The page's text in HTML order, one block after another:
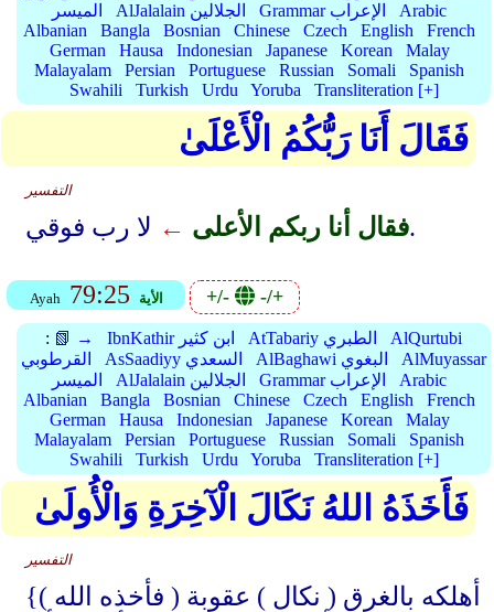
الميسر
AlJalalain الجلالين Grammar الإعراب
Arabic
Albanian
Bangla Bosnian Chinese Czech English
French
German
Hausa Indonesian Japanese Korean
Malay
Malayalam
Persian Portuguese Russian Somali
Spanish
Swahili
Turkish Urdu Yoruba Transliteration [+]
فَقَالَ أَنَا رَبُّكُمُ الْأَعْلَىٰ
التفسير
فقال أنا ربكم الأعلى ← لا رب فوقي.
Ayah 79:25 الأية +/- -/+
: 📗 → IbnKathir ابن كثير AtTabariy الطبري
AlQurtubi
القرطوبي
AsSaadiyy السعدي AlBaghawi البغوي
AlMuyassar
الميسر
AlJalalain الجلالين Grammar الإعراب
Arabic
Albanian
Bangla Bosnian Chinese Czech English
French
German
Hausa Indonesian Japanese Korean
Malay
Malayalam
Persian Portuguese Russian Somali
Spanish
Swahili
Turkish Urdu Yoruba Transliteration [+]
فَأَخَذَهُ اللهُ نَكَالَ الْآخِرَةِ وَالْأُولَىٰ
التفسير
{( فأخذه الله ) أهلكه بالغرق ( نكال ) عقوبة